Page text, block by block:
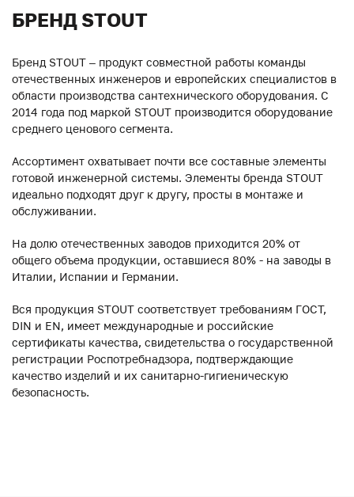
БРЕНД STOUT
Бренд STOUT – продукт совместной работы команды
отечественных инженеров и европейских специалистов в
области производства сантехнического оборудования. С
2014 года под маркой STOUT производится оборудование
среднего ценового сегмента.
Ассортимент охватывает почти все составные элементы
готовой инженерной системы. Элементы бренда STOUT
идеально подходят друг к другу, просты в монтаже и
обслуживании.
На долю отечественных заводов приходится 20% от
общего объема продукции, оставшиеся 80% - на заводы в
Италии, Испании и Германии.
Вся продукция STOUT соответствует требованиям ГОСТ,
DIN и EN, имеет международные и российские
сертификаты качества, свидетельства о государственной
регистрации Роспотребнадзора, подтверждающие
качество изделий и их санитарно-гигиеническую
безопасность.